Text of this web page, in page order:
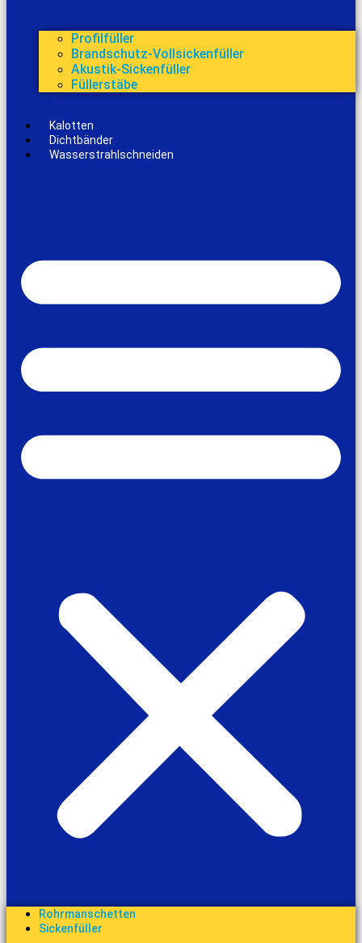
Profilfüller
Brandschutz-Vollsickenfüller
Akustik-Sickenfüller
Füllerstäbe
Kalotten
Dichtbänder
Wasserstrahlschneiden
Rohrmanschetten
Sickenfüller